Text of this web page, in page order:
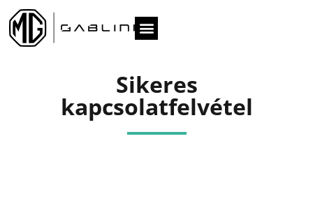
Sikeres
kapcsolatfelvétel